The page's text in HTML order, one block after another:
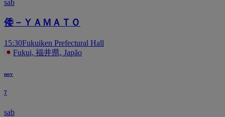
sab
倭－ＹＡＭＡＴＯ
15:30Fukuiken Prefectural Hall
Fukui, 福井県, Japão
nov
7
sab